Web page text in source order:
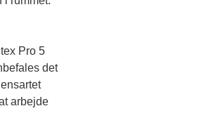
Pro 5
det
arbejde